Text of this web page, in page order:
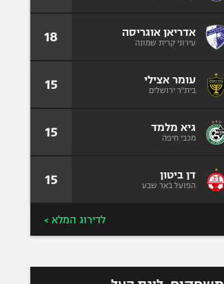
אדריאן אוגריסה
עירוני קרית שמונה 18
עומר אצילי
בית"ר ירושלים 15
גיא מלמד
מכבי חיפה 15
דן ביטון
הפועל באר שבע 15
לדירוג המלא >